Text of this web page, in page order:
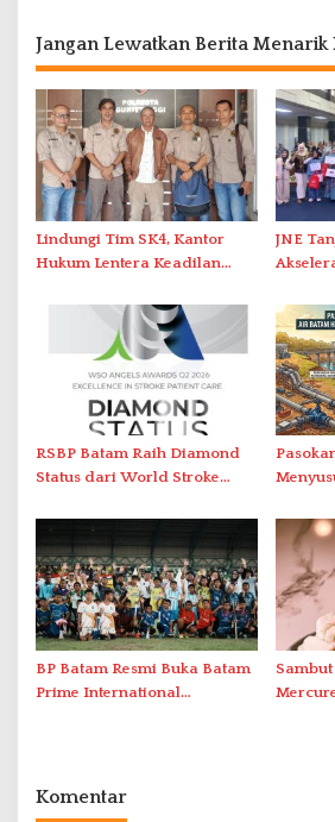
Jangan Lewatkan Berita Menarik
Lindungi Tim SK4, Kantor
Hukum Lentera Keadilan
Perlawanan ke Petugas di
Bukik Batarah
JNE
2026
RSBP Batam Raih Diamond
Status dari World Stroke
Berstandar Internasional
Antar-
BP Batam Resmi Buka Batam
Prime International
Komentar